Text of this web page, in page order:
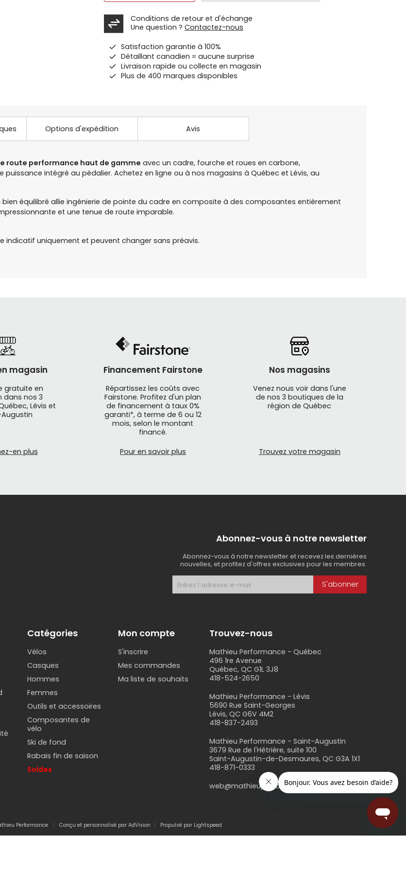
Conditions de retour et d'échange
Une question ? Contactez-nous
Satisfaction garantie à 100%
Détaillant canadien = aucune surprise
Livraison rapide ou collecte en magasin
Plus de 400 marques disponibles
Options d'expédition Avis
route performance haut de gamme avec un cadre, fourche et roues en carbone,
puissance intégré au pédalier. Achetez en ligne ou à nos magasins à Québec et Lévis, au
bien équilibré allie ingénierie de pointe du cadre en composite à des composantes entièrement
et une tenue de route imparable.
indicatif uniquement et peuvent changer sans préavis.
magasin
gratuite en
dans nos 3
Lévis et
en plus
Financement Fairstone
Répartissez les coûts avec
Fairstone. Profitez d'un plan
de financement à taux 0%
garanti*, à terme de 6 ou 12
mois, selon le montant
financé.
Pour en savoir plus
Nos magasins
Venez nous voir dans l'une
de nos 3 boutiques de la
région de Québec
Trouvez votre magasin
Abonnez-vous à notre newsletter
Abonnez-vous à notre newsletter et recevez les dernières
nouvelles, et profitez d'offres exclusives pour les membres.
S'abonner
Catégories
Vélos
Casques
Hommes
Femmes
Outils et accessoires
Composantes de
vélo
Ski de fond
Rabais fin de saison
Soldes
Mon compte
S'inscrire
Mes commandes
Ma liste de souhaits
Trouvez-nous
Mathieu Performance - Québec
496 1re Avenue
Québec, QC G1L 3J8
418-524-2650
Mathieu Performance - Lévis
5690 Rue Saint-Georges
Lévis, QC G6V 4M2
418-837-2493
Mathieu Performance - Saint-Augustin
3679 Rue de l'Hêtrière, suite 100
Saint-Augustin-de-Desmaures, QC G3A 1X1
418-871-0333
web@mathieuperformance.com
Performance Conçu et personnalisé par AdVision Propulsé par Lightspeed